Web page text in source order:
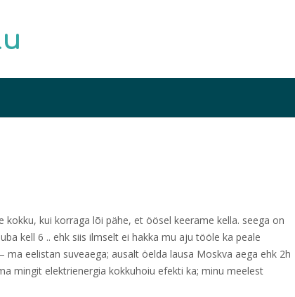
kui korraga lõi pähe, et öösel keerame kella. seega on
kell 6 .. ehk siis ilmselt ei hakka mu aju tööle ka peale
eelistan suveaega; ausalt öelda lausa Moskva aega ehk 2h
mingit elektrienergia kokkuhoiu efekti ka; minu meelest